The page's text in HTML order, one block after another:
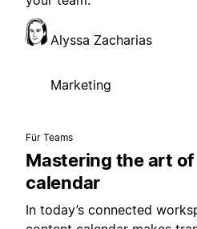
Alyssa Zacharias
Marketing
Für Teams
Mastering the art
calendar
In today’s connected